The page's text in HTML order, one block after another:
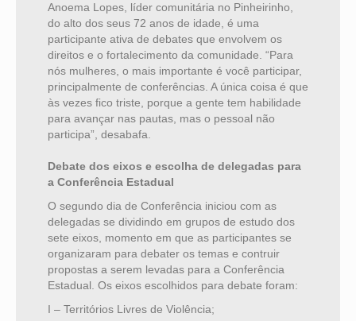
Anoema Lopes, líder comunitária no Pinheirinho,
do alto dos seus 72 anos de idade, é uma
participante ativa de debates que envolvem os
direitos e o fortalecimento da comunidade. “Para
nós mulheres, o mais importante é você participar,
principalmente de conferências. A única coisa é que
às vezes fico triste, porque a gente tem habilidade
para avançar nas pautas, mas o pessoal não
participa”, desabafa.
Debate dos eixos e escolha de delegadas para
a Conferência Estadual
O segundo dia de Conferência iniciou com as
delegadas se dividindo em grupos de estudo dos
sete eixos, momento em que as participantes se
organizaram para debater os temas e contruir
propostas a serem levadas para a Conferência
Estadual. Os eixos escolhidos para debate foram:
I – Territórios Livres de Violência;